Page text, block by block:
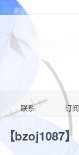
联系 订阅
【bzoj1087